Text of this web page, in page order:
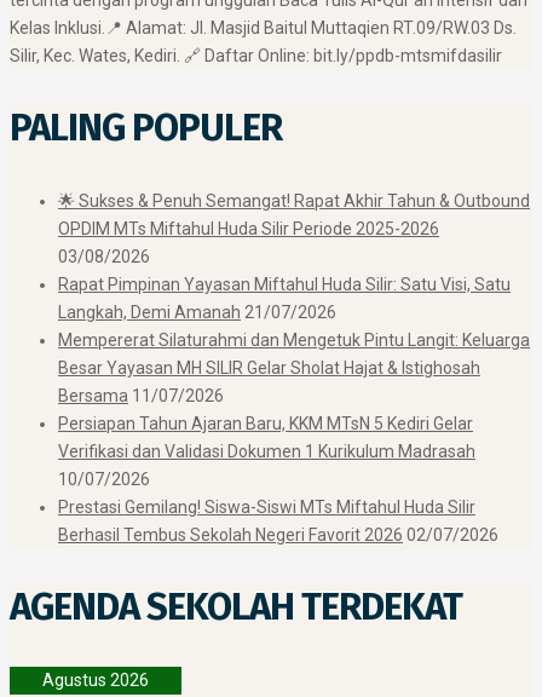
Kelas Inklusi. ​📍 Alamat: Jl. Masjid Baitul Muttaqien RT.09/RW.03 Ds.
Silir, Kec. Wates, Kediri. 🔗 Daftar Online: bit.ly/ppdb-mtsmifdasilir
PALING POPULER
🌟 Sukses & Penuh Semangat! Rapat Akhir Tahun & Outbound
OPDIM MTs Miftahul Huda Silir Periode 2025-2026
03/08/2026
Rapat Pimpinan Yayasan Miftahul Huda Silir: Satu Visi, Satu
Langkah, Demi Amanah 21/07/2026
Mempererat Silaturahmi dan Mengetuk Pintu Langit: Keluarga
Besar Yayasan MH SILIR Gelar Sholat Hajat & Istighosah
Bersama 11/07/2026
Persiapan Tahun Ajaran Baru, KKM MTsN 5 Kediri Gelar
Verifikasi dan Validasi Dokumen 1 Kurikulum Madrasah
10/07/2026
Prestasi Gemilang! Siswa-Siswi MTs Miftahul Huda Silir
Berhasil Tembus Sekolah Negeri Favorit 2026 02/07/2026
AGENDA SEKOLAH TERDEKAT
Agustus 2026